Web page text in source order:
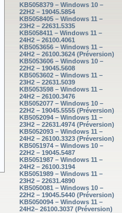
KB5058379 – Windows 10 –
22H2 – 19045.5854
KB5058405 – Windows 11 –
23H2 – 22631.5335
KB5058411 – Windows 11 –
24H2 – 26100.4061
KB5053656 – Windows 11 –
24H2 – 26100.3624 (Préversion)
KB5053606 – Windows 10 –
22H2 – 19045.5608
KB5053602 – Windows 11 –
23H2 – 22631.5039
KB5053598 – Windows 11 –
24H2 – 26100.3476
KB5052077 – Windows 10 –
22H2 – 19045.5555 (Préversion)
KB5052094 – Windows 11 –
23H2 – 22631.4974 (Préversion)
KB5052093 – Windows 11 –
24H2 – 26100.3323 (Préversion)
KB5051974 – Windows 10 –
22H2 – 19045.5487
KB5051987 – Windows 11 –
24H2 – 26100.3194
KB5051989 – Windows 11 –
23H2 – 22631.4890
KB5050081 – Windows 10 –
22H2 – 19045.5440 (Préversion)
KB5050094 – Windows 11 –
24H2– 26100.3037 (Préversion)